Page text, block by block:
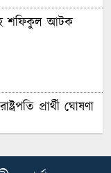
শফিকুল আটক
প্রার্থী ঘোষণা